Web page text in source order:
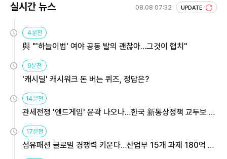
실시간 뉴스 08.08 07:32 UPDATE
4분전
與 "'하늘이법' 여야 공동 발의 괜찮아…그것이 협치"
9분전
'캐시딜' 캐시워크 돈 버는 퀴즈, 정답은?
14분전
관세전쟁 '엔드게임' 윤곽 나오나…한국 新통상정책 교두보 활
용해야
17분전
섬유패션 글로벌 경쟁력 키운다…산업부 15개 과제 180억 지
원